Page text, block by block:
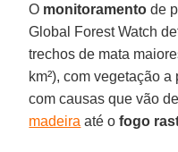
O monitoramento de
Global Forest Watch
trechos de mata
km²), com vegetação
com causas que vão
madeira até ofogo